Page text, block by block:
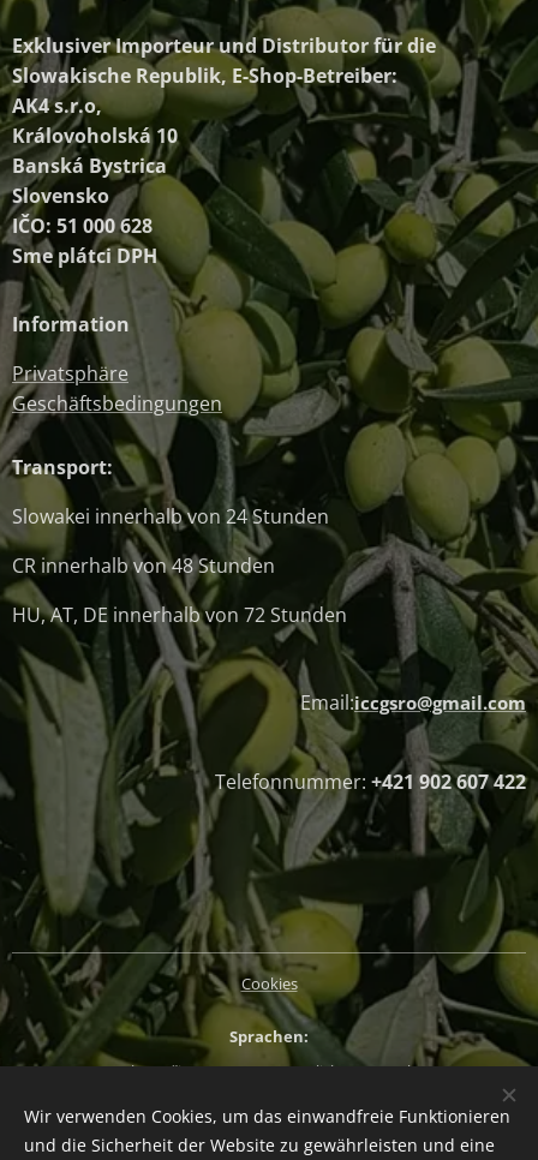
Exklusiver Importeur und Distributorfür die
Slowakische Republik, E-Shop-Betreiber:
AK4 s.r.o,
Královoholská 10
Banská Bystrica
Slovensko
IČO: 51 000 628
Sme plátci DPH
Information
Privatsphäre
Geschäftsbedingungen
Transport:
Slowakei innerhalb von 24 Stunden
CR innerhalb von 48 Stunden
HU, AT, DE innerhalb von 72 Stunden
Email:iccgsro@gmail.com
Telefonnummer: +421 902 607 422
Cookies
Sprachen
Slovenčina
Magyar English Deutsch
Währung
EUR €
CZK Kč HUF Ft PLN zł
Wir verwenden Cookies, um das einwandfreie Funktionieren
und die Sicherheit der Website zu gewährleisten und eine